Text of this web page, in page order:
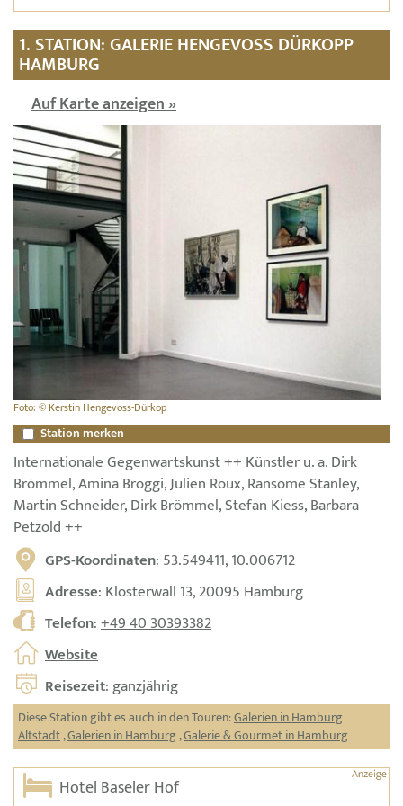
1. STATION: GALERIE HENGEVOSS DÜRKOPP
HAMBURG
Auf Karte anzeigen »
Foto: © Kerstin Hengevoss-Dürkop
Station merken
Internationale Gegenwartskunst ++ Künstler u. a. Dirk
Brömmel, Amina Broggi, Julien Roux, Ransome Stanley,
Martin Schneider, Dirk Brömmel, Stefan Kiess, Barbara
Petzold ++
GPS-Koordinaten: 53.549411, 10.006712
Adresse: Klosterwall 13, 20095 Hamburg
Telefon:+49 40 30393382
Website
Reisezeit: ganzjährig
Diese Station gibt es auch in den Touren:Galerien in Hamburg
Altstadt,Galerien in Hamburg ,Galerie & Gourmet in Hamburg
Hotel Baseler Hof